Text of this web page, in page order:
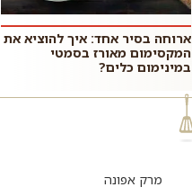
ארוחה בסיר אחד: איך להוציא את
המקסימום מאורז בסמטי
במינימום כלים?
מרק אפונה